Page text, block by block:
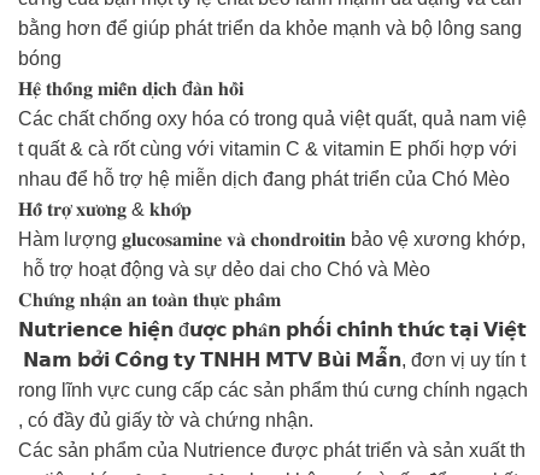
bằng hơn để giúp phát triển da khỏe mạnh và bộ lông sang
bóng
𝐇𝐞̣̂ 𝐭𝐡𝐨̂́𝐧𝐠 𝐦𝐢𝐞̂̃𝐧 𝐝𝐢̣𝐜𝐡 đ𝐚̀𝐧 𝐡𝐨̂̀𝐢
Các chất chống oxy hóa có trong quả việt quất, quả nam việ
t quất & cà rốt cùng với vitamin C & vitamin E phối hợp với
nhau để hỗ trợ hệ miễn dịch đang phát triển của Chó Mèo
𝐇𝐨̂̃ 𝐭𝐫𝐨̛̣ 𝐱𝐮̛𝐨̛𝐧𝐠 & 𝐤𝐡𝐨̛́𝐩
Hàm lượng 𝐠𝐥𝐮𝐜𝐨𝐬𝐚𝐦𝐢𝐧𝐞 𝐯𝐚̀ 𝐜𝐡𝐨𝐧𝐝𝐫𝐨𝐢𝐭𝐢𝐧 bảo vệ xương khớp,
hỗ trợ hoạt động và sự dẻo dai cho Chó và Mèo
𝐂𝐡𝐮̛́𝐧𝐠 𝐧𝐡𝐚̣̂𝐧 𝐚𝐧 𝐭𝐨𝐚̀𝐧 𝐭𝐡𝐮̛̣𝐜 𝐩𝐡𝐚̂̉𝐦
𝗡𝘂𝘁𝗿𝗶𝗲𝗻𝗰𝗲 𝗵𝗶𝗲̣̂𝗻 đ𝘂̛𝗼̛̣𝗰 𝗽𝗵𝐚̂𝗻 𝗽𝗵𝗼̂́𝗶 𝗰𝗵𝗶́𝗻𝗵 𝘁𝗵𝘂̛́𝗰 𝘁𝗮̣𝗶 𝗩𝗶𝗲̣̂𝘁
𝗡𝗮𝗺 𝗯𝗼̛̉𝗶 𝗖𝗼̂𝗻𝗴 𝘁𝘆 𝗧𝗡𝗛𝗛 𝗠𝗧𝗩 𝗕𝘂̀𝗶 𝗠𝗮̂̃𝗻, đơn vị uy tín t
rong lĩnh vực cung cấp các sản phẩm thú cưng chính ngạch
, có đầy đủ giấy tờ và chứng nhận.
Các sản phẩm của Nutrience được phát triển và sản xuất th